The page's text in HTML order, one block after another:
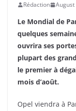
Rédaction August
Le Mondial de
quelques
ouvrira ses
plupart des
le premier à
mois d’août.
Opel viendra à